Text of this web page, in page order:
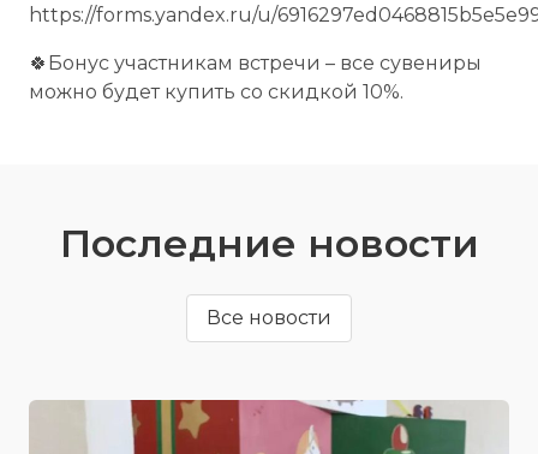
https://forms.yandex.ru/u/
🍀Бонус участникам встречи – все сувениры
можно будет купить со скидкой 10%.
Последние новости
Все новости